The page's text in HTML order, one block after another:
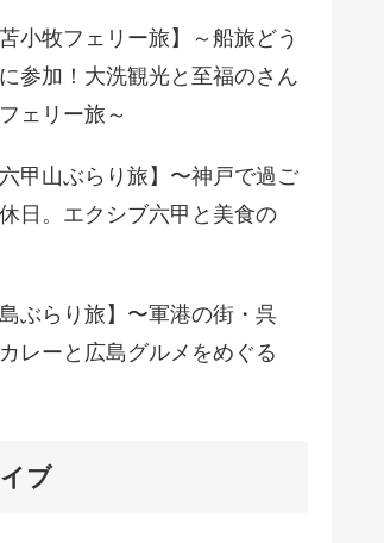
苫小牧フェリー旅】～船旅どう
参加！大洗観光と至福のさん
ェリー旅～
六甲山ぶらり旅】〜神戸で過ご
日。エクシブ六甲と美食の
島ぶらり旅】〜軍港の街・呉
レーと広島グルメをめぐる
ブ